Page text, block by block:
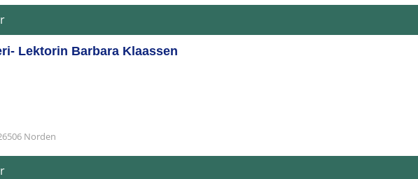
Lektorin Barbara Klaassen
Norden